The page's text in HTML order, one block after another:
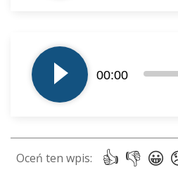
plików
dźwiękowych
00:00